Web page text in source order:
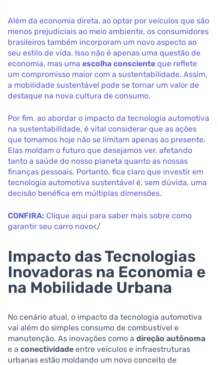
Além da economia direta, ao optar por veículos que são
menos prejudiciais ao meio ambiente, os consumidores
brasileiros também incorporam um novo aspecto ao
seu estilo de vida. Isso não é apenas uma questão de
economia, mas uma escolha consciente que reflete
um compromisso maior com a sustentabilidade. Assim,
a mobilidade sustentável pode se tornar um valor de
destaque na nova cultura de consumo.
Por fim, ao abordar o impacto da tecnologia automotiva
na sustentabilidade, é vital considerar que as ações
que tomamos hoje não se limitam apenas ao presente.
Elas moldam o futuro que desejamos ver, afetando
tanto a saúde do nosso planeta quanto as nossas
finanças pessoais. Portanto, fica claro que investir em
tecnologia automotiva sustentável é, sem dúvida, uma
decisão benéfica em múltiplas dimensões.
CONFIRA: Clique aqui para saber mais sobre como
garantir seu carro novo</
Impacto das Tecnologias
Inovadoras na Economia e
na Mobilidade Urbana
No cenário atual, o impacto da tecnologia automotiva
vai além do simples consumo de combustível e
manutenção. As inovações como a direção autônoma
e a conectividade entre veículos e infraestruturas
urbanas estão moldando um novo conceito de